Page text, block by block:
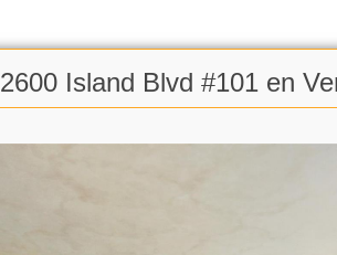
2600 Island Blvd #101 en